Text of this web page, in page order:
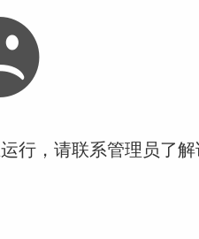
行，请联系管理员了